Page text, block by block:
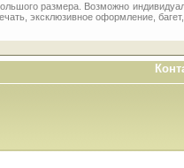
размера. Возможно
эксклюзивное оформление, багет,